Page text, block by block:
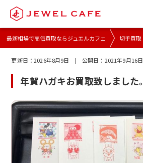
最新相場で高価買取ならジュエルカフェ 切手買取
更新日：2026年8月9日 | 公開日： 2021年9月16日
年賀ハガキお買取致しました。